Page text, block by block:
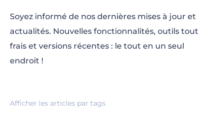
Soyez informé de nos dernières mises à jour et
actualités. Nouvelles fonctionnalités, outils tout
frais et versions récentes : le tout en un seul
endroit !
Afficher les articles par tags